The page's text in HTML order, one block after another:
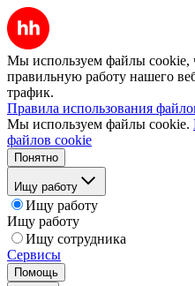
Мы используем файлы cookie,
правильную работу нашего
трафик.
Правила использования
Мы используем файлы cookie.
файлов cookie
Понятно
Ищу работу
Ищу работу
Ищу работу
Ищу сотрудника
Сервисы
Помощь